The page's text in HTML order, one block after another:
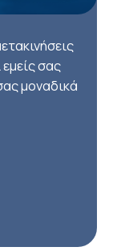
σας
μοναδικά